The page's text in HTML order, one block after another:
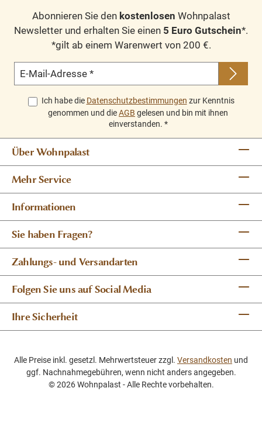
Abonnieren Sie den kostenlosen Wohnpalast
Newsletter und erhalten Sie einen 5 Euro Gutschein*.
*gilt ab einem Warenwert von 200 €.
E-Mail-Adresse *
Ich habe die Datenschutzbestimmungen zur Kenntnis
genommen und dieAGB gelesen und bin mit ihnen
einverstanden. *
Über Wohnpalast
Mehr Service
Informationen
Sie haben Fragen?
Zahlungs- und Versandarten
Folgen Sie uns auf Social Media
Ihre Sicherheit
Alle Preise inkl. gesetzl. Mehrwertsteuer zzgl. Versandkosten und
ggf. Nachnahmegebühren, wenn nicht anders angegeben.
© 2026 Wohnpalast - Alle Rechte vorbehalten.